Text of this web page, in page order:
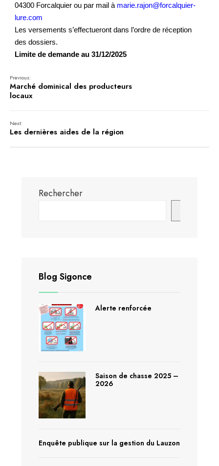
04300 Forcalquier ou par mail à marie.rajon@forcalquier-
lure.com
Les versements s’effectueront dans l’ordre de réception
des dossiers.
Limite de demande au 31/12/2025
Previous:
Marché dominical des producteurs
locaux
Next:
Les dernières aides de la région
Rechercher
Blog Sigonce
Alerte renforcée
Saison de chasse 2025 –
2026
Enquête publique sur la gestion du Lauzon